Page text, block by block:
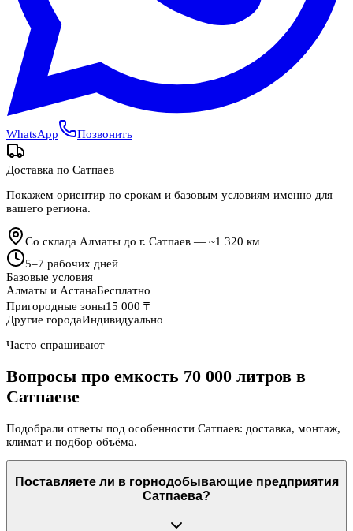
WhatsApp Позвонить
Доставка по Сатпаев
Покажем ориентир по срокам и базовым условиям именно для
вашего региона.
Со склада Алматы до г. Сатпаев — ~1 320 км
5–7 рабочих дней
Базовые условия
Алматы и АстанаБесплатно
Пригородные зоны15 000 ₸
Другие городаИндивидуально
Часто спрашивают
Вопросы про емкость 70 000 литров в
Сатпаеве
Подобрали ответы под особенности Сатпаев: доставка, монтаж,
климат и подбор объёма.
Поставляете ли в горнодобывающие предприятия
Сатпаева?